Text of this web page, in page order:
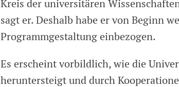
Kreis der universitären
sagt er. Deshalb habe er von Beginn
Programmgestaltung einbezogen.
Es erscheint vorbildlich, wie die
heruntersteigt und durch